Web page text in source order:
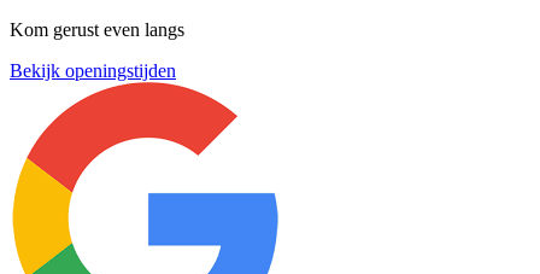
Kom gerust even langs
Bekijk openingstijden